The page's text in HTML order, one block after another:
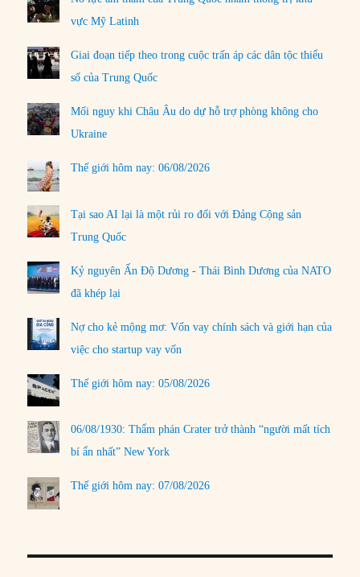
vực Mỹ Latinh
Giai đoạn tiếp theo trong cuộc trấn áp các dân tộc thiểu
số của Trung Quốc
Mối nguy khi Châu Âu do dự hỗ trợ phòng không cho
Ukraine
Thế giới hôm nay: 06/08/2026
Tại sao AI lại là một rủi ro đối với Đảng Cộng sản
Trung Quốc
Kỷ nguyên Ấn Độ Dương - Thái Bình Dương của NATO
đã khép lại
Nợ cho kẻ mộng mơ: Vốn vay chính sách và giới hạn của
việc cho startup vay vốn
Thế giới hôm nay: 05/08/2026
06/08/1930: Thẩm phán Crater trở thành “người mất tích
bí ẩn nhất” New York
Thế giới hôm nay: 07/08/2026